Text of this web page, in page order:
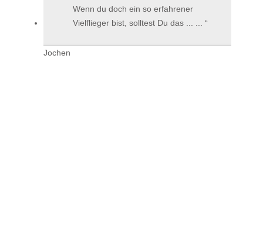
Wenn du doch ein so erfahrener
Vielflieger bist, solltest Du das ... ...
Jochen